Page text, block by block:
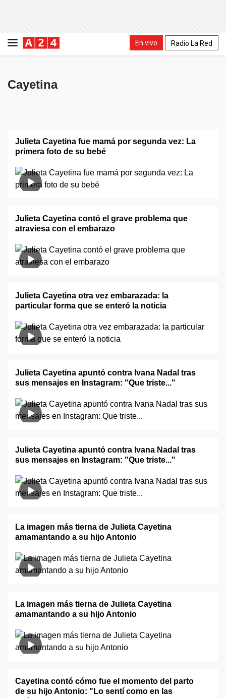
En vivo Radio La Red
Cayetina
Julieta Cayetina fue mamá por segunda vez: La
primera foto de su bebé
Julieta Cayetina contó el grave problema que
atraviesa con el embarazo
Julieta Cayetina otra vez embarazada: la
particular forma que se enteró la noticia
Julieta Cayetina apuntó contra Ivana Nadal tras
sus mensajes en Instagram: "Que triste..."
Julieta Cayetina apuntó contra Ivana Nadal tras
sus mensajes en Instagram: "Que triste..."
La imagen más tierna de Julieta Cayetina
amamantando a su hijo Antonio
La imagen más tierna de Julieta Cayetina
amamantando a su hijo Antonio
Cayetina contó cómo fue el momento del parto
de su hijo Antonio: "Lo sentí como en las